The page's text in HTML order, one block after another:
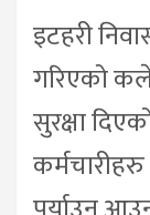
इटहरी
गरिएको
सुरक्षा